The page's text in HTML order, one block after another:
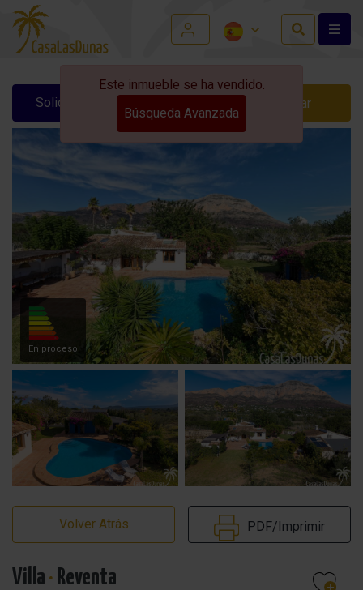
Solicitar información Contactar
Este inmueble se ha vendido.
Búsqueda Avanzada
En proceso
Volver Atrás PDF/Imprimir
Villa · Reventa